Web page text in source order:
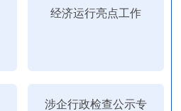
经济运行亮点工作
涉企行政检查公示专